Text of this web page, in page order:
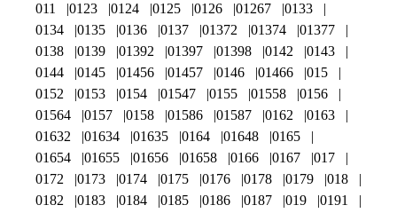
011 0123 0124 0125 0126 01267
0133
0134
0135 0136 0137 01372 01374
01377
0138
0139 01392 01397 01398 0142
0143
0144
0145 01456 01457 0146 01466
015
0152
0153 0154 01547 0155 01558
0156
01564
0157 0158 01586 01587 0162
0163
01632
01634 01635 0164 01648
0165
01654
01655 01656 01658 0166 0167
017
0172
0173 0174 0175 0176 0178 0179
018
0182
0183 0184 0185 0186 0187 019
0191